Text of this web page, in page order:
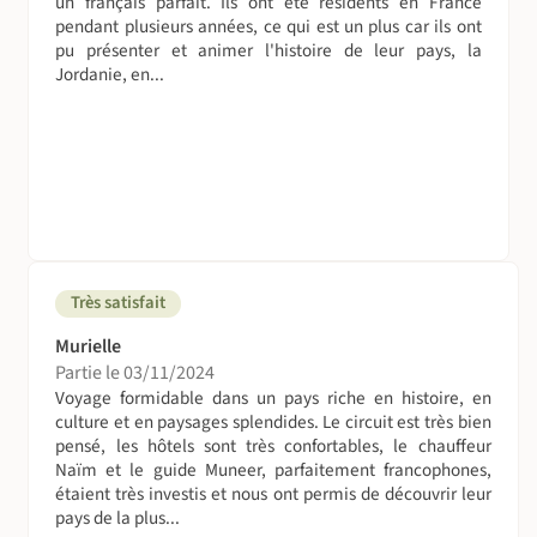
un couteau.
Petit déjeuner de type européen : café, thé , pain ,
EAU : l’eau que nous emportons dans les jerrycans au
départ de nos circuits est potable, il faudra néanmoins la
purifier avec des pastilles adaptées type Micropur ou
hydrclonazone.
La toilette (et les toilettes)
Toilettes et sanitaires dans les hôtels, campement
bédouins et gueshouse.
pendant plusieurs années, ce qui est un plus car ils ont
pu présenter et animer l'histoire de leur pays, la
Jordanie, en...
Très satisfait
Murielle
Partie le 03/11/2024
Voyage formidable dans un pays riche en histoire, en
culture et en paysages splendides. Le circuit est très bien
pensé, les hôtels sont très confortables, le chauffeur
Naïm et le guide Muneer, parfaitement francophones,
étaient très investis et nous ont permis de découvrir leur
pays de la plus...